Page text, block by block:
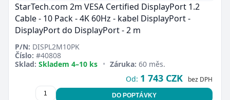
StarTech.com 2m VESA Certified DisplayPort 1.2
Cable - 10 Pack - 4K 60Hz - kabel DisplayPort -
DisplayPort do DisplayPort - 2 m
P/N: DISPL2M10PK
Číslo: #40808
Sklad: Skladem 4–10 ks • Záruka: 60 měs.
Od: 1 743 CZK bez DPH
DO POPTÁVKY